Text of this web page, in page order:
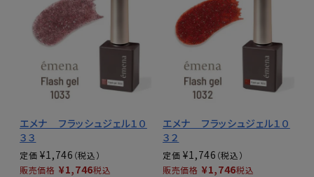
エメナ フラッシュジェル１０
３３
定価 ¥1,746
販売価格 ¥1,746税込
エメナ フラッシュジェル１０
３２
定価 ¥1,746
販売価格 ¥1,746税込